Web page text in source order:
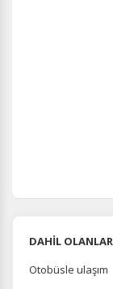
DAHİL
Otobüsle ulaşım